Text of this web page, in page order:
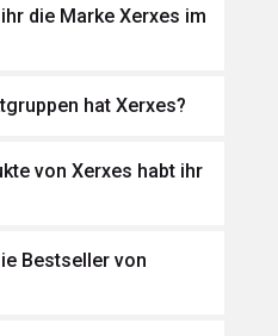
die Marke Xerxes im
hat Xerxes?
von Xerxes habt ihr
Bestseller von